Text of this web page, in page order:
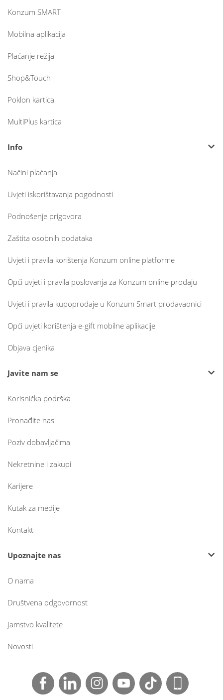
Konzum SMART
Mobilna aplikacija
Plaćanje režija
Shop&Touch
Poklon kartica
MultiPlus kartica
Info
Načini plaćanja
Uvjeti iskorištavanja pogodnosti
Podnošenje prigovora
Zaštita osobnih podataka
Uvjeti i pravila korištenja Konzum online platforme
Opći uvjeti i pravila poslovanja za Konzum online prodaju
Uvjeti i pravila kupoprodaje u Konzum Smart prodavaonici
Opći uvjeti korištenja e-gift mobilne aplikacije
Objava cjenika
Javite nam se
Korisnička podrška
Pronađite nas
Poziv dobavljačima
Nekretnine i zakupi
Karijere
Kutak za medije
Kontakt
Upoznajte nas
O nama
Društvena odgovornost
Jamstvo kvalitete
Novosti